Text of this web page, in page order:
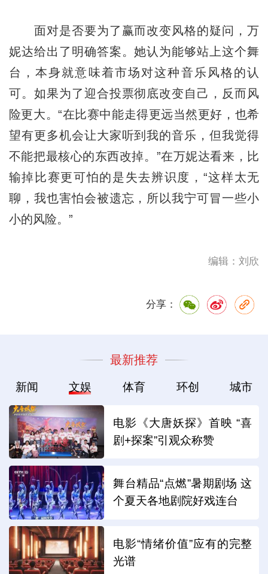
面对是否要为了赢而改变风格的疑问，万
妮达给出了明确答案。她认为能够站上这个舞
台，本身就意味着市场对这种音乐风格的认
可。如果为了迎合投票彻底改变自己，反而风
险更大。“在比赛中能走得更远当然更好，也希
望有更多机会让大家听到我的音乐，但我觉得
不能把最核心的东西改掉。”在万妮达看来，比
输掉比赛更可怕的是失去辨识度，“这样太无
聊，我也害怕会被遗忘，所以我宁可冒一些小
小的风险。”
编辑：刘欣
分享：
最新推荐
新闻 文娱 体育 环创 城市
电影《大唐妖探》首映 “喜
剧+探案”引观众称赞
舞台精品“点燃”暑期剧场 这
个夏天各地剧院好戏连台
电影“情绪价值”应有的完整
光谱